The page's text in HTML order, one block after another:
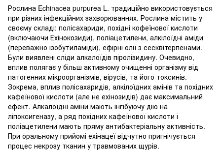
Рослина Echinacea purpurea L. традиційно використовується
при різних інфекційних захворюваннях. Рослина містить у
своєму складі: полісахариди, похідні кофеїнової кислоти
(включаючи Ехінокозиди), поліацетилени, алкілоїдні аміди
(переважно ізобутиламіди), ефірні олії з сесквітерпенами.
Були виявлені сліди алкалоїдів піролізидину. Очевидно,
вплив полягає у більш активному очищенні організму від
патогенних мікроорганізмів, вірусів, та його токсинів.
Зокрема, вплив полісахаридів, алкілоїдних амінів та похідних
кафеїнової кислоти (але не ехінозидів) дає максимальний
ефект. Алкалоїдні аміни мають інгібуючу дію на
ліпоксигеназу, а ряд похідних кафеїнової кислоти і
поліацетилени мають пряму антибактеріальну активність.
При оральному прийомі ехінацеї відчутно пригнічується
процес некрозу тканин у травмованих щурів.